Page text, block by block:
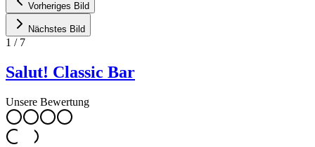
Vorheriges Bild
Nächstes Bild
1 / 7
Salut! Classic Bar
Unsere Bewertung